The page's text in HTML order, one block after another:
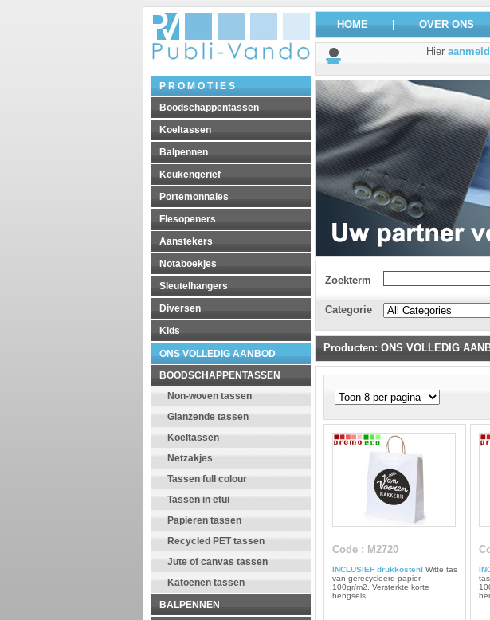
P R O M O T I E S
Boodschappentassen
Koeltassen
Balpennen
Keukengerief
Portemonnaies
Flesopeners
Aanstekers
Notaboekjes
Sleutelhangers
Diversen
Kids
ONS VOLLEDIG AANBOD
BOODSCHAPPENTASSEN
Non-woven tassen
Glanzende tassen
Koeltassen
Netzakjes
Tassen full colour
Tassen in etui
Papieren tassen
Recycled PET tassen
Jute of canvas tassen
Katoenen tassen
BALPENNEN
HOME OVER ONS
Hier
Zoekterm
Categorie
Producten: ONS VOLLEDIG
Code : M2720
INCLUSIEF drukkosten! Witte tas
van gerecycleerd papier
100gr/m2. Versterkte korte
hengsels.